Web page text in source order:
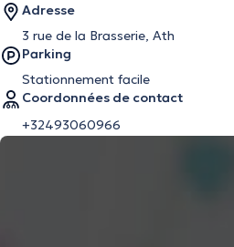
Adresse
3 rue de la Brasserie, Ath
Parking
Stationnement facile
Coordonnées de contact
+32493060966